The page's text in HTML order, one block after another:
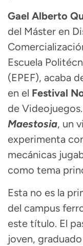
Gael Alberto
del Máster en
Escuela
(EPEF), acaba
en el Festival
de
Maestosia, un
experimenta
mecánicas
como tema
Esta no es la
del campus
este título. El
joven,